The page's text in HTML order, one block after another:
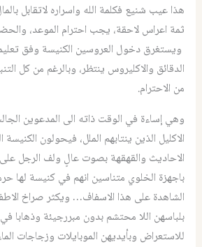
هذا عيب شنيع فكلمة الله واسراره لاتقابل
ثمة اعراس لاحقة، يجب احترام الموعد،
ويستغرق دخول العروسين الكنيسة وفق
الدقائق والاكليروس ينتظر، وبالرغم من كل
من الاحترام.
وهي إساءة في الوقت ذاته الى المدعوين
الاكليل الذين ينتابهم الملل، فيحولون
الاحاديث والقهقهة بصوت عالٍ ولف الرجل
باجهزة الخلوي متناسين انهم في كنيسة لها
الشاهدة على هذا الاسفاف… ويكثر صراخ
بلباسهن اللا محتشم بدون مبررجيئة وذهابا
للاستعراض وبأيديهن الموبايلات وزجاجات